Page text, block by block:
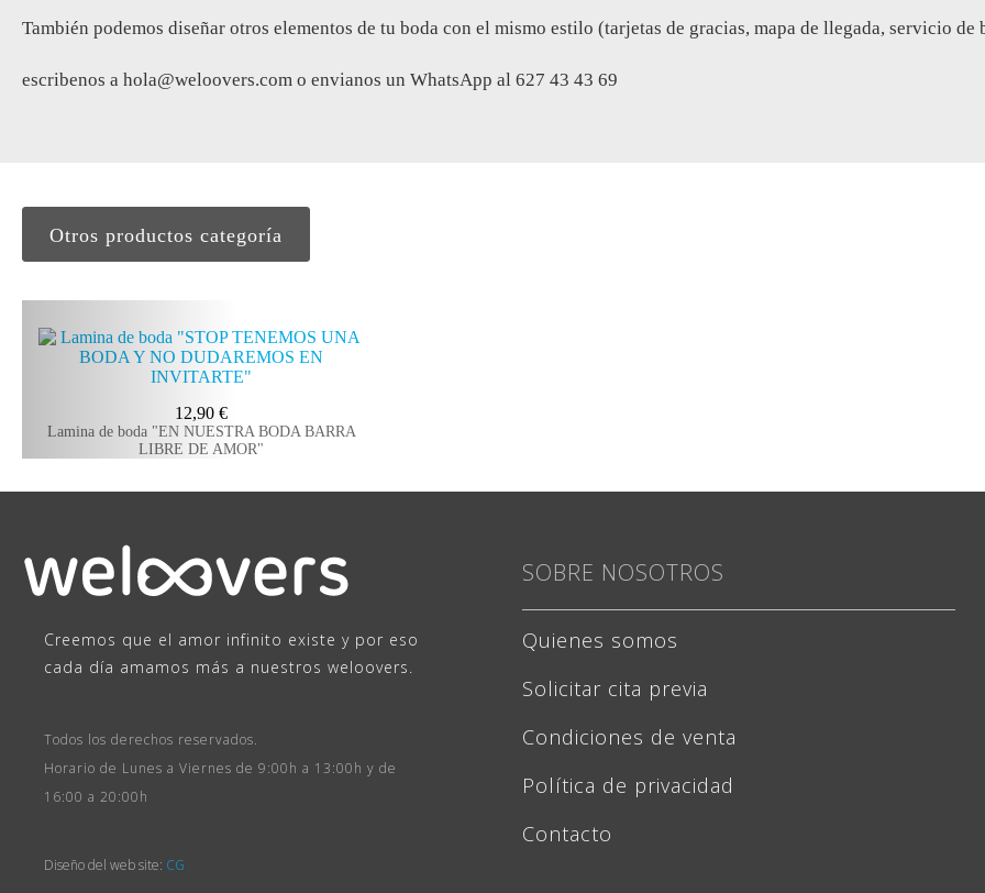
También podemos diseñar otros elementos de tu boda con el mismo estilo (tarjetas de gracias, mapa de llegada, servicio
escribenos a hola@weloovers.com o envianos un WhatsApp al 627 43 43 69
Otros productos categoría
12,90 €
Lamina de boda "EN NUESTRA BODA BARRA
LIBRE DE AMOR"
Creemos que el amor infinito existe y por eso
cada día amamos más a nuestros weloovers.
Todos los derechos reservados.
Horario de Lunes a Viernes de 9:00h a 13:00h y de
16:00 a 20:00h
Diseño del web site: CG
SOBRE NOSOTROS
Quienes somos
Solicitar cita previa
Condiciones de venta
Política de privacidad
Contacto